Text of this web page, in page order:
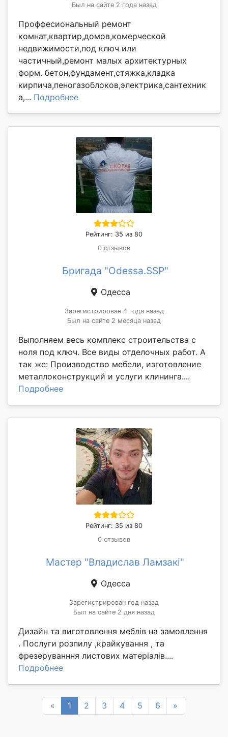
Был на сайте 2 года назад
Проффесиональный ремонт
комнат,квартир,домов,комерческой
недвижимости,под ключ или
частичный,ремонт малых архитектурных
форм. бетон,фундамент,стяжка,кладка
кирпича,пеногазоблоков,электрика,сантехник
а,... Подробнее
Рейтинг: 35 из 80
0 отзывов
Бригада "Odessa.SSP"
Одесса
Зарегистрирован 4 года назад
Был на сайте 2 месяца назад
Выполняем весь комплекс строительства с
ноля под ключ. Все виды отделочных работ. А
так же: Производство мебели, изготовление
металлоконструкций и услуги клининга....
Подробнее
Рейтинг: 35 из 80
0 отзывов
Мастер "Владислав Ламзакі"
Одесса
Зарегистрирован год назад
Был на сайте 2 дня назад
Дизайн та виготовлення меблів на замовлення
. Послуги розпилу ,крайкування , та
фрезеруванння листових матеріалів....
Подробнее
« Previous
1 2 3 4 5 6 »